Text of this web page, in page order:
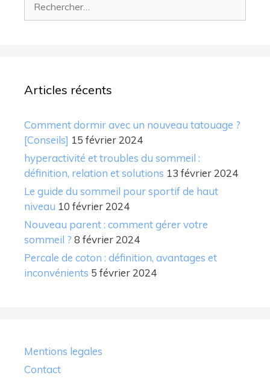
Articles récents
Comment dormir avec un nouveau tatouage ?
[Conseils] 15 février 2024
hyperactivité et troubles du sommeil :
définition, relation et solutions 13 février 2024
Le guide du sommeil pour sportif de haut
niveau 10 février 2024
Nouveau parent : comment gérer votre
sommeil ? 8 février 2024
Percale de coton : définition, avantages et
inconvénients 5 février 2024
Mentions legales
Contact